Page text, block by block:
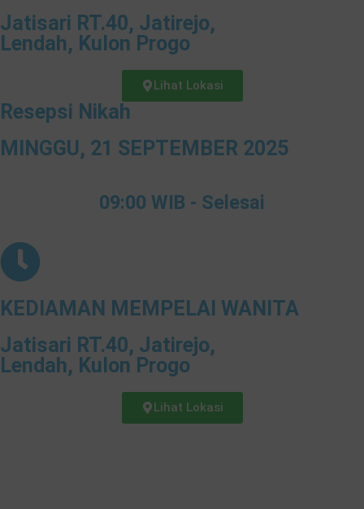
Jatisari RT.40, Jatirejo,
Lendah, Kulon Progo
Lihat Lokasi
Resepsi Nikah
MINGGU, 21 SEPTEMBER 2025
09:00 WIB - Selesai
KEDIAMAN MEMPELAI WANITA
Jatisari RT.40, Jatirejo,
Lendah, Kulon Progo
Lihat Lokasi